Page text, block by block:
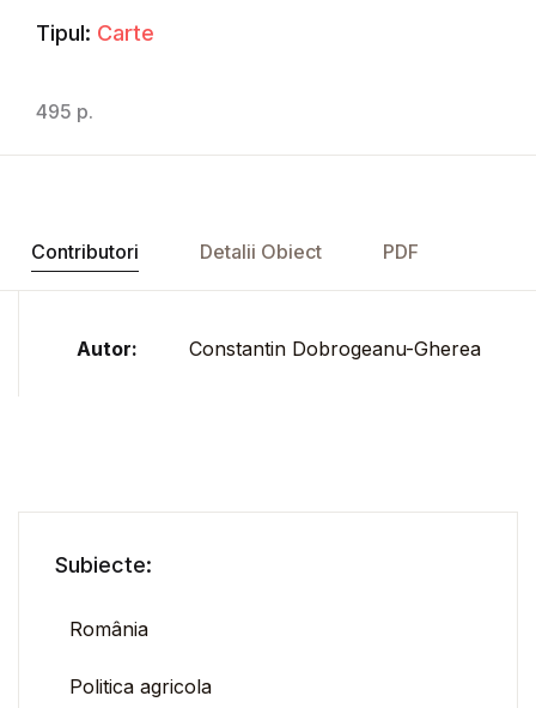
Tipul: Carte
495 p.
Contributori Detalii Obiect PDF
Autor: Constantin Dobrogeanu-Gherea
Subiecte:
România
Politica agricola